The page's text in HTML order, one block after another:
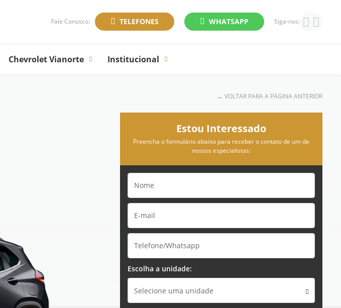
Fale Conosco: TELEFONES WHATSAPP Siga-nos:
Chevrolet Vianorte Institucional
← VOLTAR PARA A PÁGINA ANTERIOR
Estou Interessado
Preencha o formulário abaixo para receber o contato de um de
nossos especialistas:
Escolha a unidade:
Selecione uma unidade